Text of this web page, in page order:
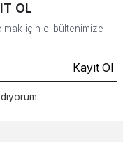
OL
için e-bültenimize
Kayıt Ol